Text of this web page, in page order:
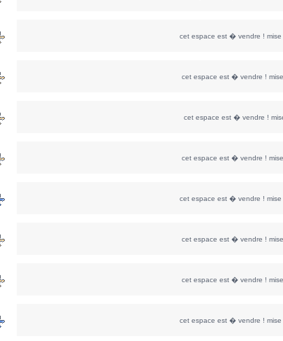
cet espace est � vendre !
cet espace est � vendre !
cet espace est � vendre !
cet espace est � vendre !
cet espace est � vendre !
cet espace est � vendre !
cet espace est � vendre !
cet espace est � vendre !